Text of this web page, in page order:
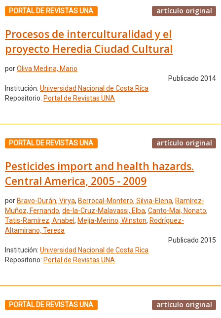
PORTAL DE REVISTAS UNA artículo original
Procesos de interculturalidad y el
proyecto Heredia Ciudad Cultural
porOliva Medina, Mario
Publicado 2014
Institución: Universidad Nacional de Costa Rica
Repositorio: Portal de Revistas UNA
PORTAL DE REVISTAS UNA artículo original
Pesticides import and health hazards.
Central America, 2005 - 2009
por Bravo-Durán, Virya, Berrocal-Montero, Silvia-Elena, Ramírez-
Muñoz, Fernando, de-la-Cruz-Malavassi, Elba, Canto-Mai, Nonato,
Tatis-Ramírez, Anabel , Mejía-Merino, Winston, Rodríguez-
Altamirano, Teresa
Publicado 2015
Institución: Universidad Nacional de Costa Rica
Repositorio: Portal de Revistas UNA
PORTAL DE REVISTAS UNA artículo original